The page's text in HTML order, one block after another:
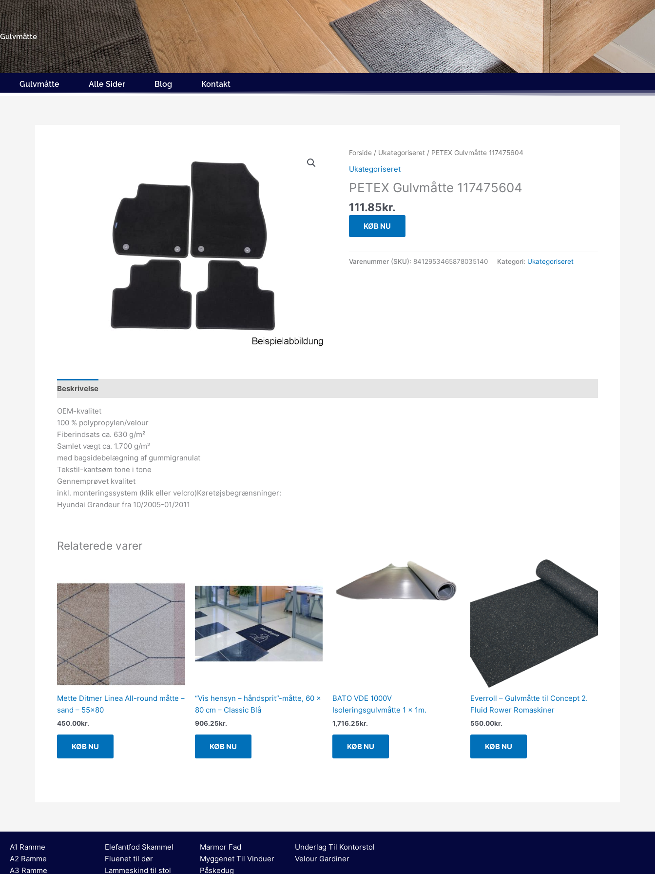
Gå
til
indholdet
Gulvmåtte
Gulvmåtte Alle Sider Blog Kontakt
Forside / Ukategoriseret / PETEX Gulvmåtte 117475604
Ukategoriseret
PETEX Gulvmåtte 117475604
111.85kr.
KØB NU
Varenummer (SKU): 8412953465878035140 Kategori: Ukategoriseret
Beskrivelse
OEM-kvalitet
100 % polypropylen/velour
Fiberindsats ca. 630 g/m²
Samlet vægt ca. 1.700 g/m²
med bagsidebelægning af gummigranulat
Tekstil-kantsøm tone i tone
Gennemprøvet kvalitet
inkl. monteringssystem (klik eller velcro)Køretøjsbegrænsninger:
Hyundai Grandeur fra 10/2005-01/2011
Relaterede varer
Mette Ditmer Linea All-round måtte –
sand – 55×80
450.00kr.
KØB NU
“Vis hensyn – håndsprit”-måtte, 60 x
80 cm – Classic Blå
906.25kr.
KØB NU
BATO VDE 1000V
Isoleringsgulvmåtte 1 x 1m.
1,716.25kr.
KØB NU
Everroll – Gulvmåtte til Concept 2.
Fluid Rower Romaskiner
550.00kr.
KØB NU
A1 Ramme
A2 Ramme
A3 Ramme
Elefantfod Skammel
Fluenet til dør
Lammeskind til stol
Marmor Fad
Myggenet Til Vinduer
Påskedug
Underlag Til Kontorstol
Velour Gardiner